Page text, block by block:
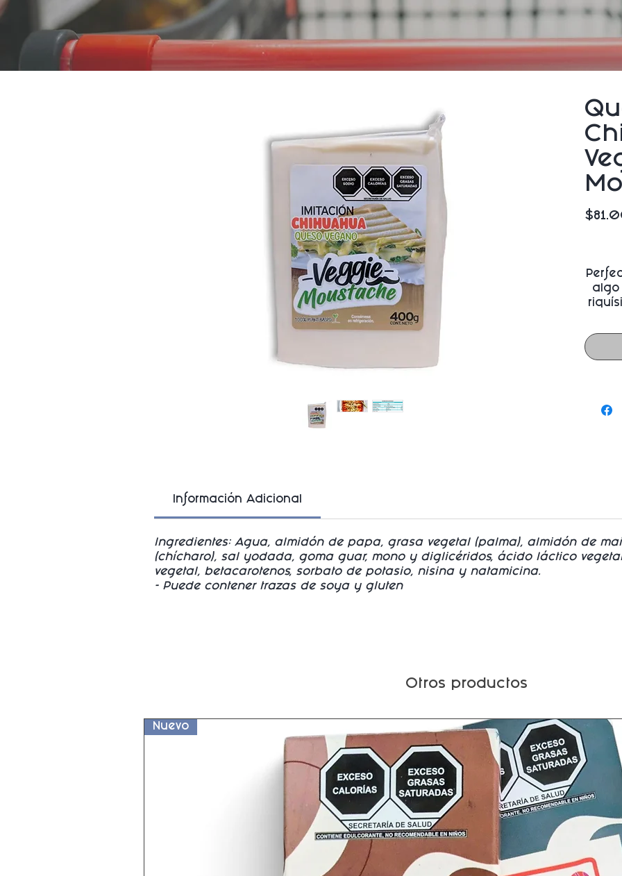
algo
ideal
Información Adicional
Ingredientes: Agua, almidón de papa, grasa vegetal (palma), almidón de
(chícharo), sal yodada, goma guar, mono y diglicéridos, ácido láctico
vegetal, betacarotenos, sorbato de potasio, nisina y natamicina.
- Puede contener trazas de soya y gluten
Otros productos
Nuevo